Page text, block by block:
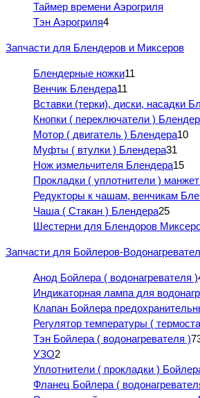
Таймер времени Аэрогриля
Тэн Аэрогриля4
Запчасти для Блендеров и Миксеров
Блендерные ножки11
Венчик Блендера11
Вставки (терки), диски, насадки
Кнопки ( переключатели )
Мотор ( двигатель ) Блендера10
Муфты ( втулки ) Блендера31
Нож измельчителя Блендера15
Прокладки ( уплотнители )
Редукторы к чашам, венчикам
Чаша ( Стакан ) Блендера25
Шестерни для Блендоров
Запчасти для Бойлеров-
Анод Бойлера ( водонагревателя )
Индикаторная лампа для
Клапан Бойлера
Регулятор температуры (
Тэн Бойлера ( водонагревателя )
УЗО2
Уплотнители ( прокладки )
Фланец Бойлера (